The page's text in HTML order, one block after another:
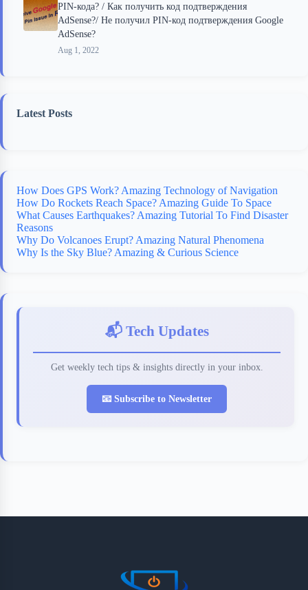
PIN-кода? / Как получить код подтверждения
AdSense?/ Не получил PIN-код подтверждения Google
AdSense?
Aug 1, 2022
Latest Posts
How Does GPS Work? Amazing Technology of Navigation
How Do Rockets Reach Space? Amazing Guide To Space
What Causes Earthquakes? Amazing Tutorial To Find Disaster
Reasons
Why Do Volcanoes Erupt? Amazing Natural Phenomena
Why Is the Sky Blue? Amazing & Curious Science
📬 Tech Updates
Get weekly tech tips & insights directly in your inbox.
📧 Subscribe to Newsletter